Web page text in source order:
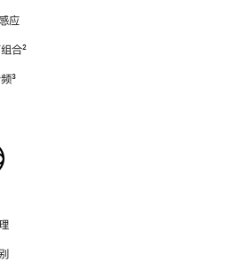
应
合脚
²
脚
³